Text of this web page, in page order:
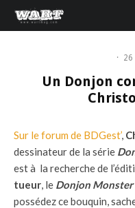
· 26
Un Donjon
Sur le forum de BDGest’,
dessinateur de la série
est à la recherche de
tueur, le Donjon Monster
possédez ce bouquin,